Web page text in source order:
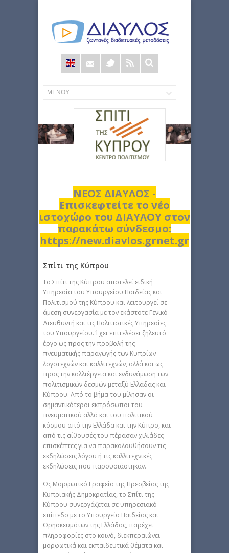
Φόρμα
αναζήτησης
ΝΕΟΣ ΔΙΑΥΛΟΣ -
Επισκεφτείτε το νέο
ιστοχώρο του ΔΙΑΥΛΟΥ στον
παρακάτω σύνδεσμο:
https://new.diavlos.grnet.gr
Σπίτι της Κύπρου
Το Σπίτι της Κύπρου αποτελεί ειδική
Υπηρεσία του Υπουργείου Παιδείας και
Πολιτισμού της Κύπρου και λειτουργεί σε
άμεση συνεργασία με τον εκάστοτε Γενικό
Διευθυντή και τις Πολιτιστικές Υπηρεσίες
του Υπουργείου. Έχει επιτελέσει ζηλευτό
έργο ως προς την προβολή της
πνευματικής παραγωγής των Κυπρίων
λογοτεχνών και καλλιτεχνών, αλλά και ως
προς την καλλιέργεια και ενδυνάμωση των
πολιτισμικών δεσμών μεταξύ Ελλάδας και
Κύπρου. Από το βήμα του μίλησαν οι
σημαντικότεροι εκπρόσωποι του
πνευματικού αλλά και του πολιτικού
κόσμου από την Ελλάδα και την Κύπρο, και
από τις αίθουσές του πέρασαν χιλιάδες
επισκέπτες για να παρακολουθήσουν τις
εκδηλώσεις λόγου ή τις καλλιτεχνικές
εκδηλώσεις που παρουσιάστηκαν.
Ως Μορφωτικό Γραφείο της Πρεσβείας της
Κυπριακής Δημοκρατίας, το Σπίτι της
Κύπρου συνεργάζεται σε υπηρεσιακό
επίπεδο με το Υπουργείο Παιδείας και
Θρησκευμάτων της Ελλάδας, παρέχει
πληροφορίες στο κοινό, διεκπεραιώνει
μορφωτικά και εκπαιδευτικά θέματα και